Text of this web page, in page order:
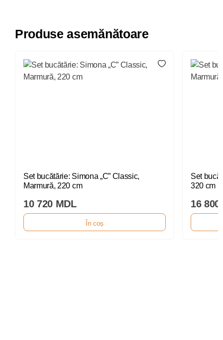
Produse asemănătoare
Set bucătărie: Simona „C” Classic,
Marmură, 220 cm
10 720 MDL
În coș
Set bucătărie:
320 cm
16 800